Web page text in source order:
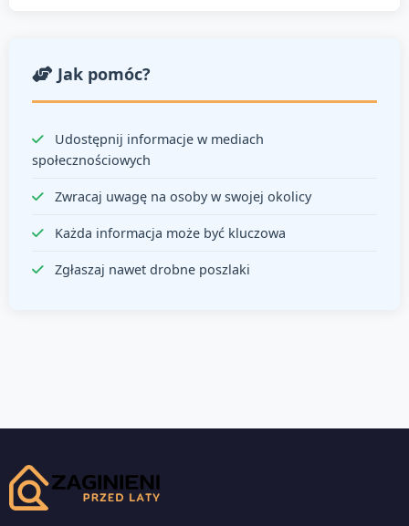
Jak pomóc?
Udostępnij informacje w mediach
społecznościowych
Zwracaj uwagę na osoby w swojej okolicy
Każda informacja może być kluczowa
Zgłaszaj nawet drobne poszlaki